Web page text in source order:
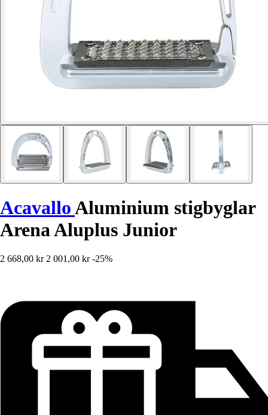
AcavalloAluminium stigbyglar
Arena Aluplus Junior
2 668,00 kr 2 001,00 kr -25%